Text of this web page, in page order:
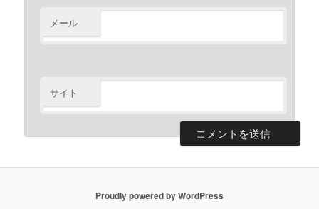
メール
サイト
Proudly powered by WordPress